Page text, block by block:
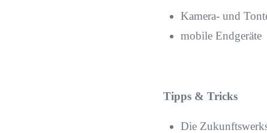
Kamera- und
mobile Endgeräte
Tipps & Tricks
Die